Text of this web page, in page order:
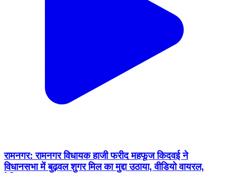
रामनगर: रामनगर विधायक हाजी फरीद महफूज किदवई ने
विधानसभा में बुढ़वल शुगर मिल का मुद्दा उठाया, वीडियो वायरल,